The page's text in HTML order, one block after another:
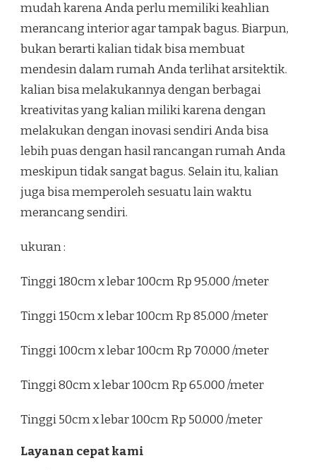
mudah karena Anda perlu memiliki keahlian
merancang interior agar tampak bagus. Biarpun,
bukan berarti kalian tidak bisa membuat
mendesin dalam rumah Anda terlihat arsitektik.
kalian bisa melakukannya dengan berbagai
kreativitas yang kalian miliki karena dengan
melakukan dengan inovasi sendiri Anda bisa
lebih puas dengan hasil rancangan rumah Anda
meskipun tidak sangat bagus. Selain itu, kalian
juga bisa memperoleh sesuatu lain waktu
merancang sendiri.
ukuran :
Tinggi 180cm x lebar 100cm Rp 95.000 /meter
Tinggi 150cm x lebar 100cm Rp 85.000 /meter
Tinggi 100cm x lebar 100cm Rp 70.000 /meter
Tinggi 80cm x lebar 100cm Rp 65.000 /meter
Tinggi 50cm x lebar 100cm Rp 50.000 /meter
Layanan cepat kami